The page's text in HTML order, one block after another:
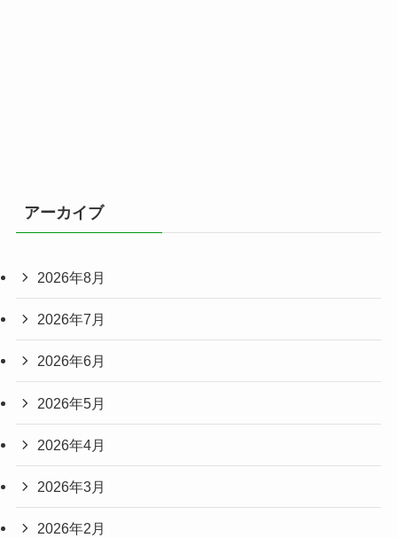
アーカイブ
2026年8月
2026年7月
2026年6月
2026年5月
2026年4月
2026年3月
2026年2月